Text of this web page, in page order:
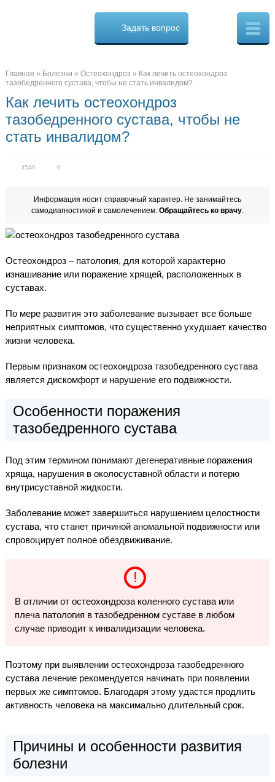
Cure.ru
в
Задать вопрос
Главная » Болезни » Остеохондроз » Как лечить остеохондроз
тазобедренного сустава, чтобы не стать инвалидом?
Как лечить остеохондроз
тазобедренного сустава, чтобы не
стать инвалидом?
3540 0
Информация носит справочный характер. Не занимайтесь
самодиагностикой и самолечением. Обращайтесь ко врачу.
Остеохондроз – патология, для которой характерно
изнашивание или поражение хрящей, расположенных в
суставах.
По мере развития это заболевание вызывает все больше
неприятных симптомов, что существенно ухудшает качество
жизни человека.
Первым признаком остеохондроза тазобедренного сустава
является дискомфорт и нарушение его подвижности.
Особенности поражения
тазобедренного сустава
Под этим термином понимают дегенеративные поражения
хряща, нарушения в околосуставной области и потерю
внутрисуставной жидкости.
Заболевание может завершиться нарушением целостности
сустава, что станет причиной аномальной подвижности или
спровоцирует полное обездвиживание.
В отличии от остеохондроза коленного сустава или
плеча патология в тазобедренном суставе в любом
случае приводит к инвалидизации человека.
Поэтому при выявлении остеохондроза тазобедренного
сустава лечение рекомендуется начинать при появлении
первых же симптомов. Благодаря этому удастся продлить
активность человека на максимально длительный срок.
Причины и особенности развития
болезни